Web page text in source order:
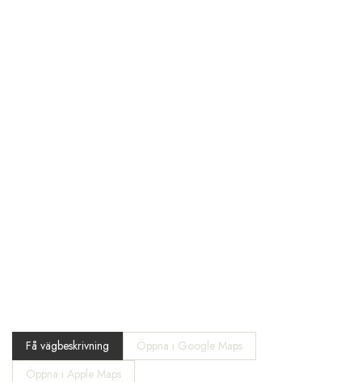
Få vägbeskrivning
Öppna i Google Maps
Öppna i Apple Maps